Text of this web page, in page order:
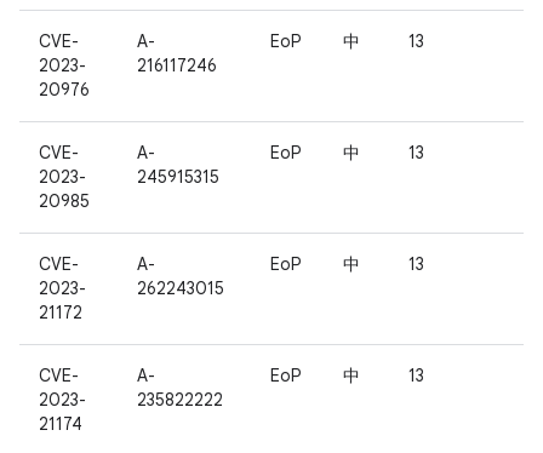
CVE-
2023-
20976
A-
216117246
EoP 中 13
CVE-
2023-
20985
A-
245915315
EoP 中 13
CVE-
2023-
21172
A-
262243015
EoP 中 13
CVE-
2023-
21174
A-
235822222
EoP 中 13